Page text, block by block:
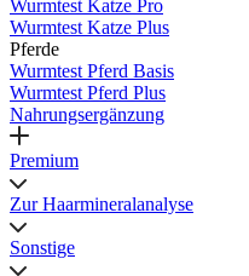
Wurmtest Katze Pro
Wurmtest Katze Plus
Pferde
Wurmtest Pferd Basis
Wurmtest Pferd Plus
Nahrungsergänzung
Premium
Zur Haarmineralanalyse
Sonstige